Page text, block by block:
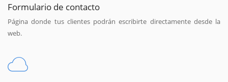
Formulario de contacto
Página donde tus clientes podrán escribirte directamente desde la
web.